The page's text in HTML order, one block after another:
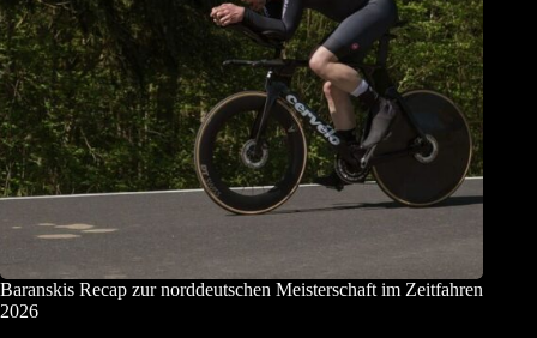
Baranskis Recap zur norddeutschen Meisterschaft im Zeitfahren
2026